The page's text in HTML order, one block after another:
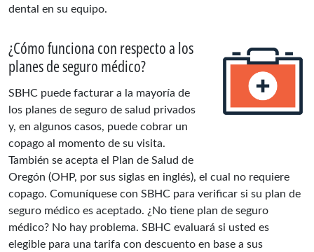
dental en su equipo.
¿Cómo funciona con respecto a los
planes de seguro médico?
SBHC puede facturar a la mayoría de
los planes de seguro de salud privados
y, en algunos casos, puede cobrar un
copago al momento de su visita.
También se acepta el Plan de Salud de
Oregón (OHP, por sus siglas en inglés), el cual no requiere
copago. Comuníquese con SBHC para verificar si su plan de
seguro médico es aceptado. ¿No tiene plan de seguro
médico? No hay problema. SBHC evaluará si usted es
elegible para una tarifa con descuento en base a sus